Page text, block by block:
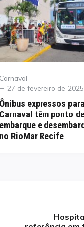
Category
Carnaval
Posted
27 de fevereiro de 2025
Ônibus expressos
Carnaval têm ponto de
embarque e
no RioMar Recife